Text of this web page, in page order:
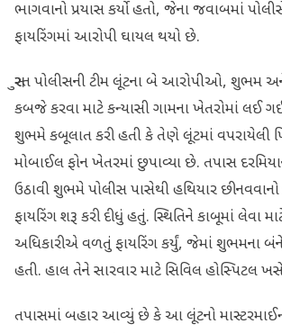
ભાગવાનો પ્રયાસ કર્યો હતો, જેના જવાબમાં
ફાયરિંગમાં આરોપી ઘાયલ થયો છે.
સુરત પોલીસની ટીમ લૂંટના બે આરોપીઓ, શુભમ
કબજે કરવા માટે કન્યાસી ગામના ખેતરોમાં લઈ
શુભમે કબૂલાત કરી હતી કે તેણે લૂંટમાં વપરાયેલી
મોબાઈલ ફોન ખેતરમાં છુપાવ્યા છે. તપાસ
ઉઠાવી શુભમે પોલીસ પાસેથી હથિયાર છીનવવાનો
ફાયરિંગ શરૂ કરી દીધું હતું. સ્થિતિને કાબૂમાં લેવા
અધિકારીએ વળતું ફાયરિંગ કર્યું, જેમાં શુભમના
હતી. હાલ તેને સારવાર માટે સિવિલ હોસ્પિટલ
તપાસમાં બહાર આવ્યું છે કે આ લૂંટનો